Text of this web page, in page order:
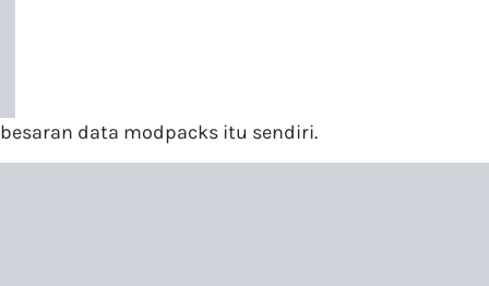
data modpacks itu sendiri.